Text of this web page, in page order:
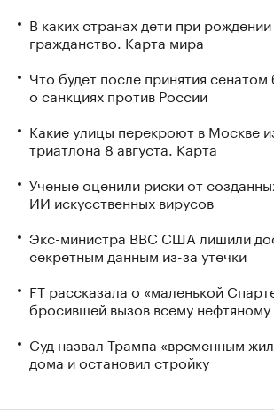
В каких странах дети при
гражданство. Карта мира
Что будет после принятия сенатом
о санкциях против России
Какие улицы перекроют в Москве
триатлона 8 августа. Карта
Ученые оценили риски от
ИИ искусственных вирусов
Экс-министра ВВС США лишили
секретным данным из-за утечки
FT рассказала о «маленькой
бросившей вызов всему
Суд назвал Трампа «временным
дома и остановил стройку